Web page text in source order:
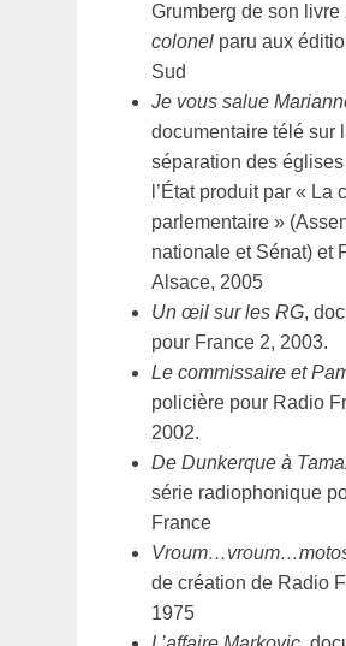
Grumberg de son livre
colonel paru aux
Sud
Je vous salue
documentaire télé sur
séparation des
l’État produit par « La
parlementaire »
nationale et Sénat) et
Alsace, 2005
Un œil sur les RG,
pour France 2, 2003.
Le commissaire et
policière pour Radio
2002.
De Dunkerque à
série radiophonique
France
de création de Radio
1975